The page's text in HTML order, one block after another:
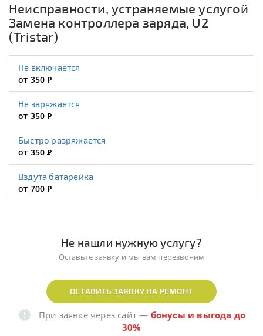
Неисправности, устраняемые услугой
Замена контроллера заряда, U2
(Tristar)
Не включается
от 350Р
Не заряжается
от 350Р
Быстро разряжается
от 350Р
Вздута батарейка
от 700Р
Не нашли нужную услугу?
Оставьте заявку и мы вам перезвоним
ОСТАВИТЬ ЗАЯВКУ НА РЕМОНТ
При заявке через сайт— бонусы и выгода до
30%